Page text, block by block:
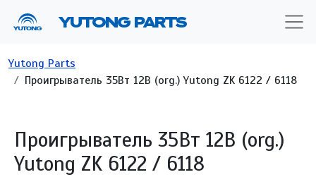
YUTONG PARTS
Строка навигации
Yutong Parts
Проигрыватель 35Вт 12В (org.) Yutong ZK 6122 / 6118
Проигрыватель 35Вт 12В (org.)
Yutong ZK 6122 / 6118